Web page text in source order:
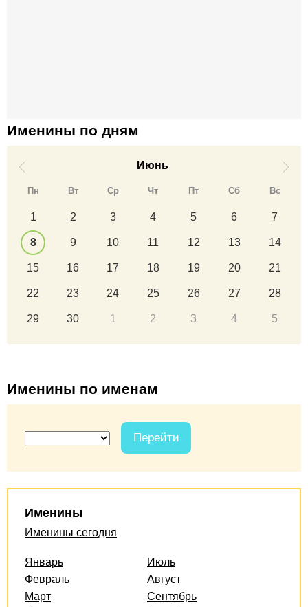
Именины по дням
Июнь
Пн Вт Ср Чт Пт Сб Вс
1 2 3 4 5 6 7
8 9 10 11 12 13 14
15 16 17 18 19 20 21
22 23 24 25 26 27 28
29 30 1 2 3 4 5
Именины по именам
Перейти
Именины
Именины сегодня
Январь
Февраль
Март
Июль
Август
Сентябрь